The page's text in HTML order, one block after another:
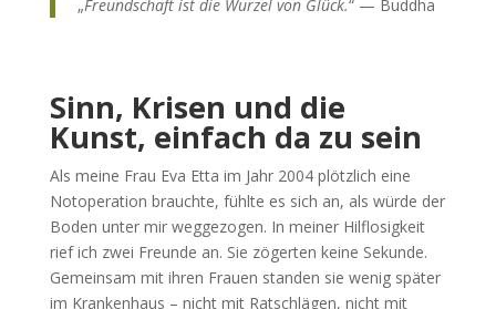
„Freundschaft ist die Wurzel von Glück.“ — Buddha
Sinn, Krisen und die
Kunst, einfach da zu sein
Als meine Frau Eva Etta im Jahr 2004 plötzlich eine
Notoperation brauchte, fühlte es sich an, als würde der
Boden unter mir weggezogen. In meiner Hilflosigkeit
rief ich zwei Freunde an. Sie zögerten keine Sekunde.
Gemeinsam mit ihren Frauen standen sie wenig später
im Krankenhaus – nicht mit Ratschlägen, nicht mit